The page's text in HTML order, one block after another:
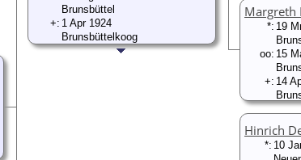
Brunsbüttel
+: 1 Apr 1924
Brunsbüttelkoog
Margreth
*: 19
oo: 15
+: 14
Hinrich
*: 10